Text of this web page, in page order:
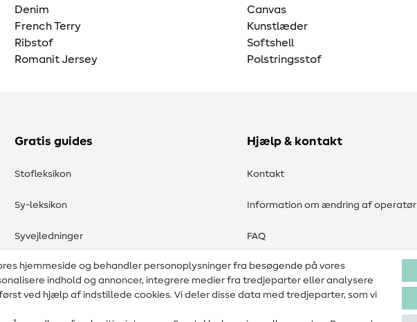
Denim
French Terry
Ribstof
Romanit Jersey
Canvas
Kunstlæder
Softshell
Polstringsstof
Gratis guides
Stofleksikon
Sy-leksikon
Syvejledninger
Hjælp & kontakt
Kontakt
Information om ændring af operatør
FAQ
Fortrydelsesret
hjemmeside og behandler personoplysninger fra besøgende på vores
indhold og annoncer, integrere medier fra tredjeparter eller analysere
ved hjælp af indstillede cookies. Vi deler disse data med tredjeparter, som vi